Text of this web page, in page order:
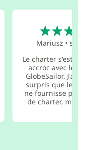
Mariusz •sept.
Le charter s'est
accroc avec le
GlobeSailor. J'ai
surpris que le
ne fournisse pas
de charter, mai...